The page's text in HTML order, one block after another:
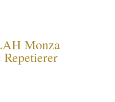
Monza